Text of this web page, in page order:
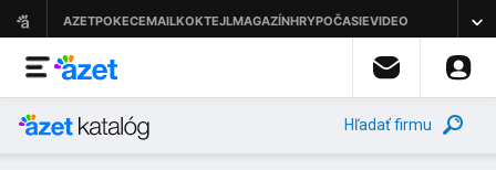
Hľadať firmu